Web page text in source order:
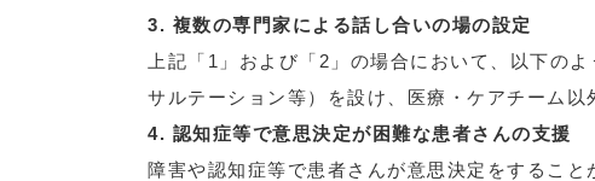
3. 複数の専門家による話し合いの場の設定
上記「1」および「2」の場合において、以下の
サルテーション等）を設け、医療・ケアチーム
4. 認知症等で意思決定が困難な患者さんの支援
障害や認知症等で患者さんが意思決定をするこ